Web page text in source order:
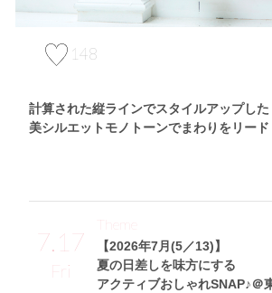
148
計算された縦ラインでスタイルアップした
美シルエットモノトーンでまわりをリード
7.17
Fri
【2026年7月(5／13)】
夏の日差しを味方にする
アクティブおしゃれSNAP♪＠
Theme